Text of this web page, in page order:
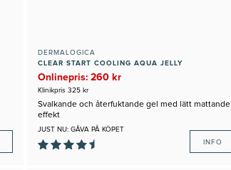
DERMALOGICA
CLEAR START COOLING AQUA JELLY
Onlinepris: 260 kr
Klinikpris 325 kr
Svalkande och återfuktande gel med lätt mattande
effekt
JUST NU: GÅVA PÅ KÖPET
INFO